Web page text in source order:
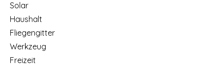
Solar
Haushalt
Fliegengitter
Werkzeug
Freizeit